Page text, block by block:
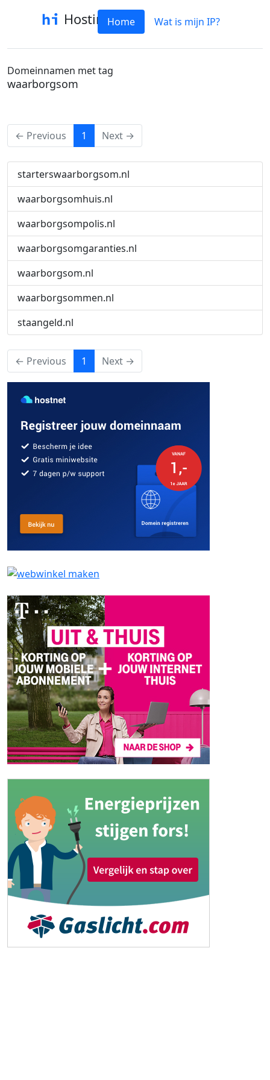
HostinfoHome Wat is mijn IP?
Domeinnamen met tag
waarborgsom
← Previous 1 (current)
Next →
starterswaarborgsom.nl
waarborgsomhuis.nl
waarborgsompolis.nl
waarborgsomgaranties.nl
waarborgsom.nl
waarborgsommen.nl
staangeld.nl
← Previous 1 (current)
Next →